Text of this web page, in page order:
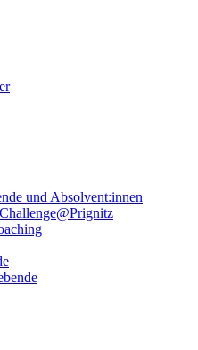
und Absolvent:innen